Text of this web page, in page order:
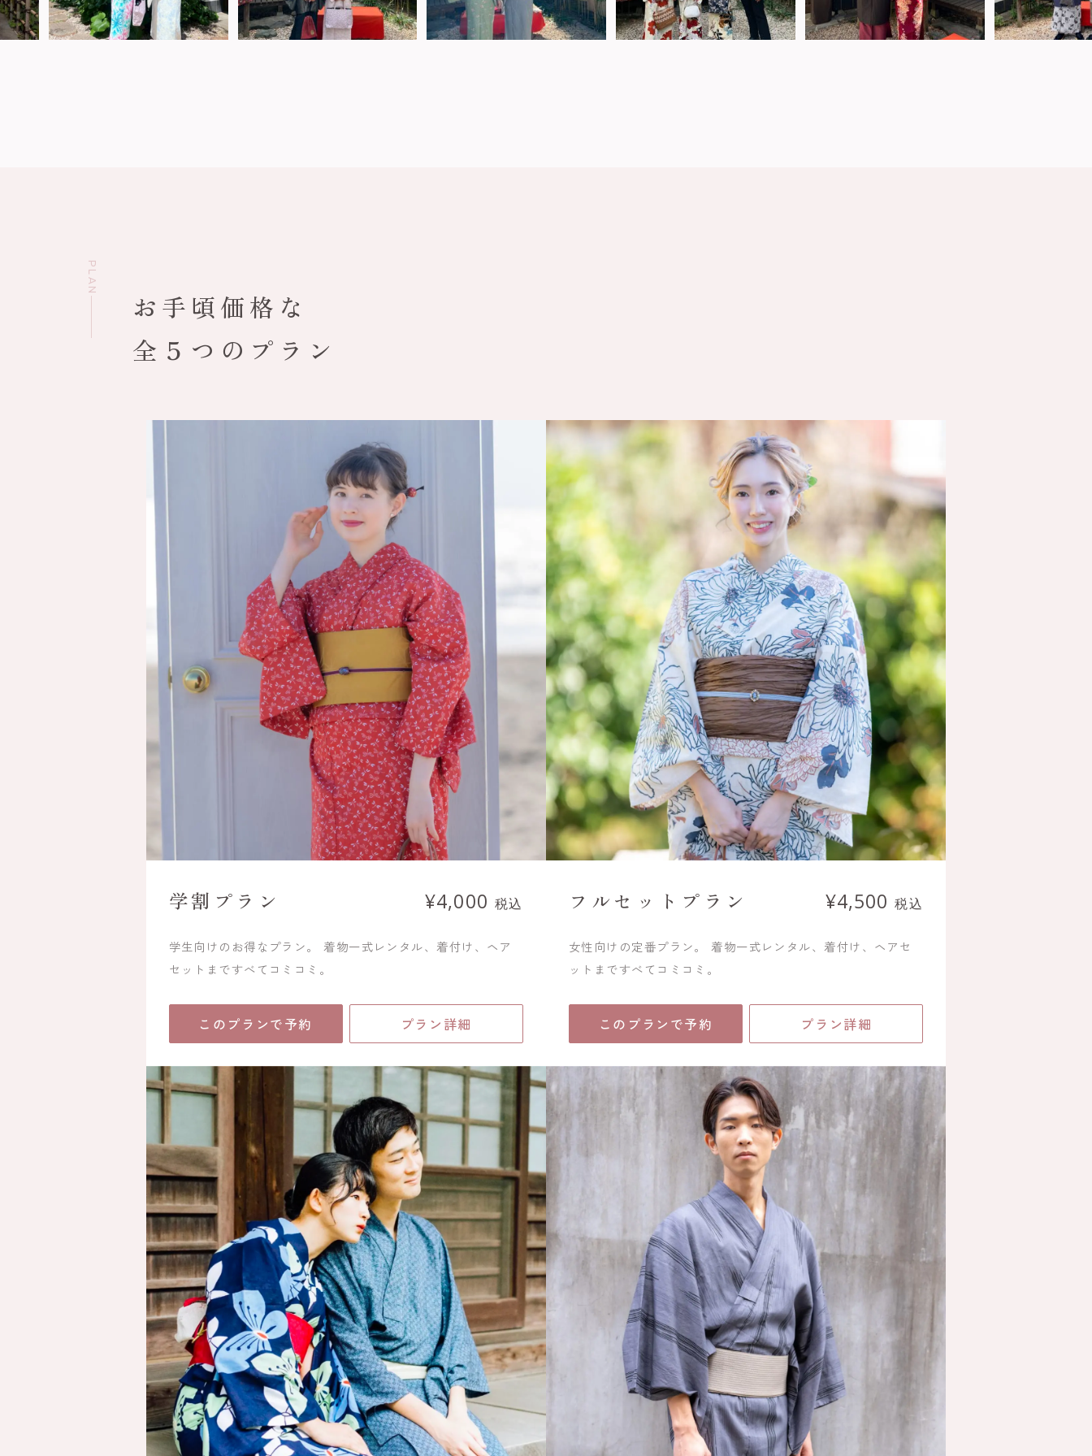
PLAN
お手頃価格な
全５つのプラン
学割プラン ¥4,000 税込
学生向けのお得なプラン。 着物一式レンタル、着付け、ヘア
セットまですべてコミコミ。
このプランで予約 プラン詳細
フルセットプラン ¥4,500 税込
女性向けの定番プラン。 着物一式レンタル、着付け、ヘアセ
ットまですべてコミコミ。
このプランで予約 プラン詳細